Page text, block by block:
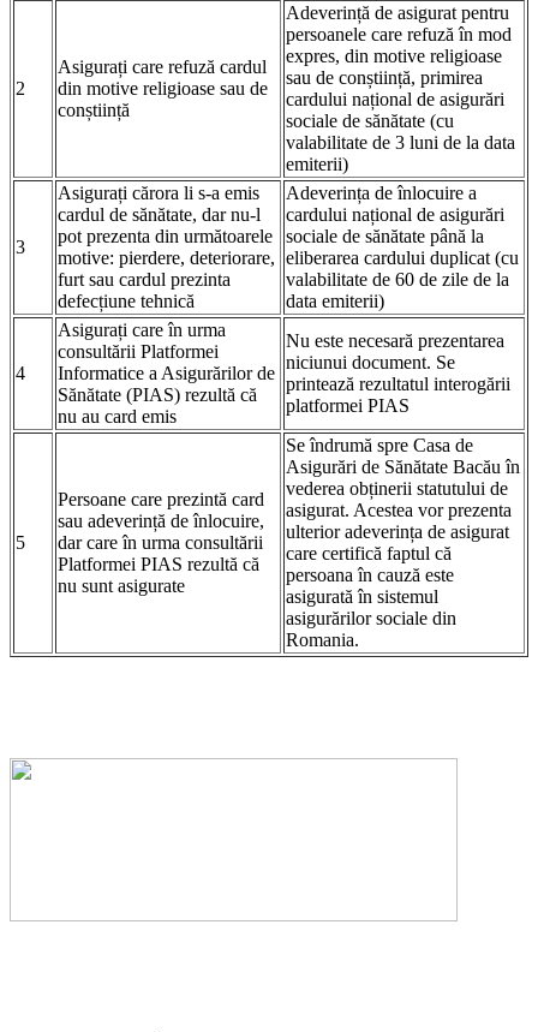
2
Asigurați care refuză cardul
din motive religioase sau de
conștiință
Adeverință de asigurat pentru
persoanele care refuză în mod
expres, din motive religioase
sau de conștiință, primirea
cardului național de asigurări
sociale de sănătate (cu
valabilitate de 3 luni de la data
emiterii)
3
Asigurați cărora li s-a emis
cardul de sănătate, dar nu-l
pot prezenta din următoarele
motive: pierdere, deteriorare,
furt sau cardul prezinta
defecțiune tehnică
Adeverința de înlocuire a
cardului național de asigurări
sociale de sănătate până la
eliberarea cardului duplicat (cu
valabilitate de 60 de zile de la
data emiterii)
4
Asigurați care în urma
consultării Platformei
Informatice a Asigurărilor de
Sănătate (PIAS) rezultă că
nu au card emis
Nu este necesară prezentarea
niciunui document. Se
printează rezultatul interogării
platformei PIAS
5
Persoane care prezintă card
sau adeverință de înlocuire,
dar care în urma consultării
Platformei PIAS rezultă că
nu sunt asigurate
Se îndrumă spre Casa de
Asigurări de Sănătate Bacău în
vederea obținerii statutului de
asigurat. Acestea vor prezenta
ulterior adeverința de asigurat
care certifică faptul că
persoana în cauză este
asigurată în sistemul
asigurărilor sociale din
Romania.